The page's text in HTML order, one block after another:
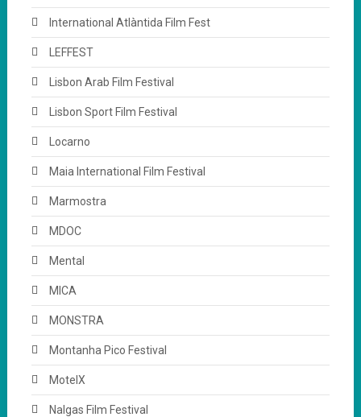
International Atlàntida Film Fest
LEFFEST
Lisbon Arab Film Festival
Lisbon Sport Film Festival
Locarno
Maia International Film Festival
Marmostra
MDOC
Mental
MICA
MONSTRA
Montanha Pico Festival
MotelX
Nalgas Film Festival